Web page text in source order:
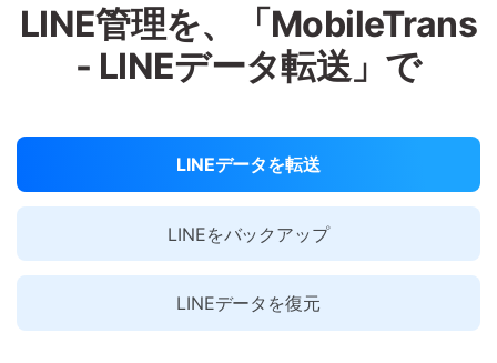
LINE管理を、「MobileTrans
- LINEデータ転送」で
LINEデータを転送
LINEをバックアップ
LINEデータを復元